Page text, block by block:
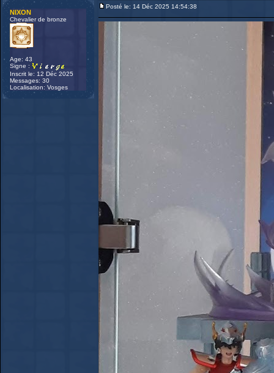
NIXON
Chevalier de bronze
Age: 43
Signe :
Inscrit le: 12 Déc 2025
Messages: 30
Localisation: Vosges
Posté le: 14 Déc 2025 14:54:38